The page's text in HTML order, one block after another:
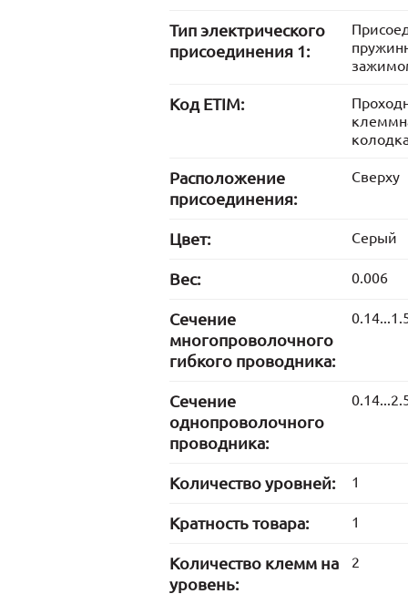
Тип электрического
присоединения 1:
Код ETIM:
Расположение
присоединения:
Сверху
Цвет: Серый
Вес: 0.006
Сечение
многопроволочного
гибкого проводника:
Сечение
однопроволочного
проводника:
Количество уровней: 1
Кратность товара: 1
Количество клемм на
уровень:
2